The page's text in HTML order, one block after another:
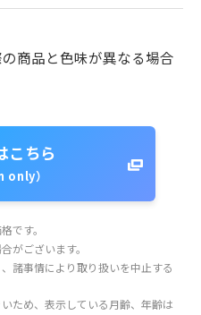
商品と色味が異なる場合
こちら
only）
です。
がございます。
諸事情により取り扱いを中止する
ため、表示している月齢、年齢は